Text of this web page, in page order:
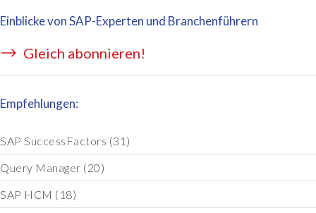
Einblicke von SAP-Experten und Branchenführern
Gleich abonnieren!
Empfehlungen:
SAP SuccessFactors (31)
Query Manager (20)
SAP HCM (18)